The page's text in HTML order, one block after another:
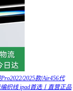
2025款/Air456代
织线 ipad首选丨直营正品